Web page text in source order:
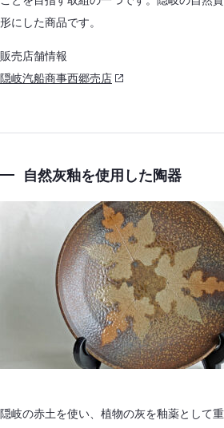
形にした商品です。
販売店舗情報
隠岐汽船商事西郷売店
自然灰釉を使用した陶器
隠岐の赤土を使い、植物の灰を釉薬として